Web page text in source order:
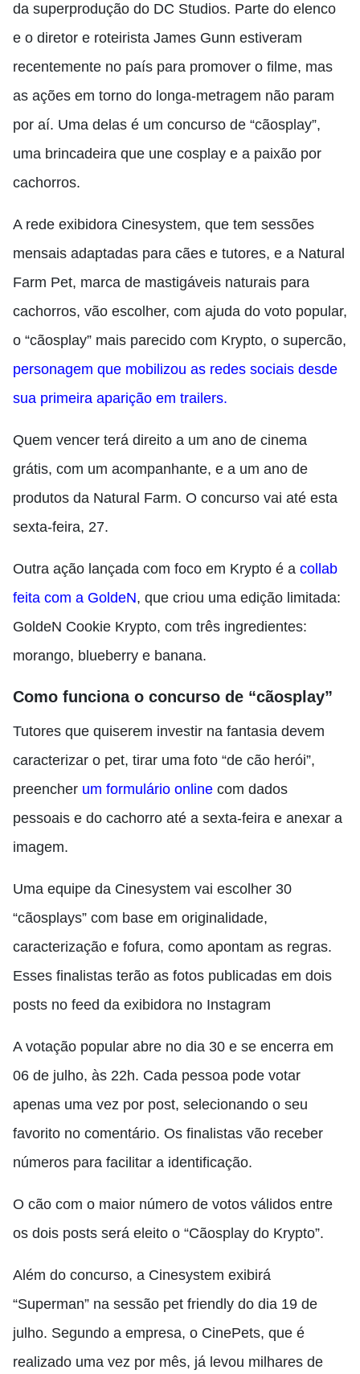
da superprodução do DC Studios. Parte do elenco
e o diretor e roteirista James Gunn estiveram
recentemente no país para promover o filme, mas
as ações em torno do longa-metragem não param
por aí. Uma delas é um concurso de “cãosplay”,
uma brincadeira que une cosplay e a paixão por
cachorros.
A rede exibidora Cinesystem, que tem sessões
mensais adaptadas para cães e tutores, e a Natural
Farm Pet, marca de mastigáveis naturais para
cachorros, vão escolher, com ajuda do voto popular,
o “cãosplay” mais parecido com Krypto, o supercão,
personagem que mobilizou as redes sociais desde
sua primeira aparição em trailers.
Quem vencer terá direito a um ano de cinema
grátis, com um acompanhante, e a um ano de
produtos da Natural Farm. O concurso vai até esta
sexta-feira, 27.
Outra ação lançada com foco em Krypto é a collab
feita com a GoldeN, que criou uma edição limitada:
GoldeN Cookie Krypto, com três ingredientes:
morango, blueberry e banana.
Como funciona o concurso de “cãosplay”
Tutores que quiserem investir na fantasia devem
caracterizar o pet, tirar uma foto “de cão herói”,
preencher um formulário online com dados
pessoais e do cachorro até a sexta-feira e anexar a
imagem.
Uma equipe da Cinesystem vai escolher 30
“cãosplays” com base em originalidade,
caracterização e fofura, como apontam as regras.
Esses finalistas terão as fotos publicadas em dois
posts no feed da exibidora no Instagram
A votação popular abre no dia 30 e se encerra em
06 de julho, às 22h. Cada pessoa pode votar
apenas uma vez por post, selecionando o seu
favorito no comentário. Os finalistas vão receber
números para facilitar a identificação.
O cão com o maior número de votos válidos entre
os dois posts será eleito o “Cãosplay do Krypto”.
Além do concurso, a Cinesystem exibirá
“Superman” na sessão pet friendly do dia 19 de
julho. Segundo a empresa, o CinePets, que é
realizado uma vez por mês, já levou milhares de